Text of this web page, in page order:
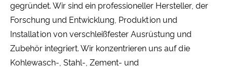
gegründet. Wir sind ein professioneller Hersteller, der
Forschung und Entwicklung, Produktion und
Installation von verschleißfester Ausrüstung und
Zubehör integriert. Wir konzentrieren uns auf die
Kohlewasch-, Stahl-, Zement- und